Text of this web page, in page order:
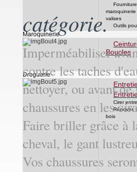
maroquinerie
valises
Outils
Maroquinerie
Boucles
Droguerie
Cirer
Rénover,
bois
catégorie.
Imperméabiliser
contre les taches
nettoyer, ou avant
chaussures en les
Faire briller grâce à
cheval, le gant
Vos chaussures